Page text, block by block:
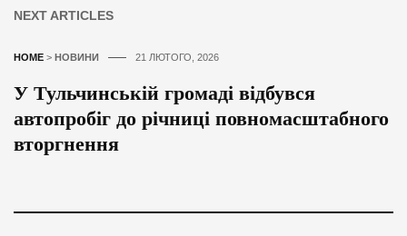
NEXT ARTICLES
HOME > НОВИНИ 21 ЛЮТОГО, 2026
У Тульчинській громаді відбувся
автопробіг до річниці повномасштабного
вторгнення